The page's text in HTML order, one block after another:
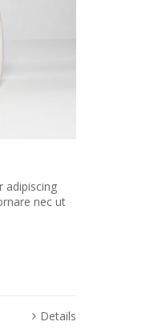
adipiscing
nec ut
Details